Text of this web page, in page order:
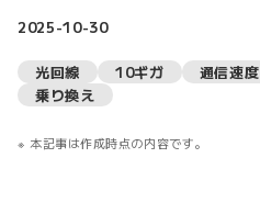
2025-10-30
光回線 10ギガ 通信速度
乗り換え
本記事は作成時点の内容です。